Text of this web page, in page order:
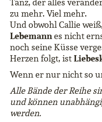
zu mehr. Viel mehr.
Und obwohl Callie
Lebemannes nicht
noch seine Küsse
Herzen folgt, ist
Wenn er nur nicht so
Alle Bände der Reihe
und können
werden.